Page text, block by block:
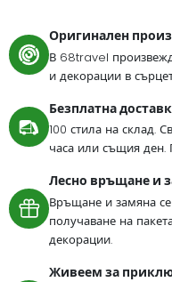
Оригинален
В 68travel
и декорации в
Безплатна
100 стила на склад.
часа или същия ден.
Лесно връщане и
Връщане и замяна
получаване на
декорации.
Живеем за